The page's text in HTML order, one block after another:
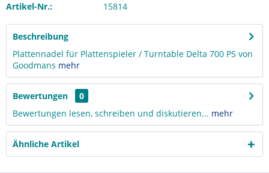
Artikel-Nr.: 15814
Beschreibung
Plattennadel für Plattenspieler / Turntable Delta 700 PS von
Goodmans mehr
Bewertungen
0
Bewertungen lesen, schreiben und diskutieren... mehr
Ähnliche Artikel